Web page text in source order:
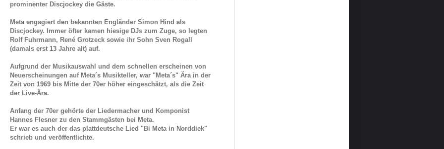
prominenter Discjockey die Gäste.
Meta engagiert den bekannten Engländer Simon Hind als
Discjockey. Immer öfter kamen hiesige DJs zum Zuge, so legten
Rolf Fuhrmann, René Grotzeck sowie ihr Sohn Sven Rogall
(damals erst 13 Jahre alt) auf.
Aufgrund der Musikauswahl und dem schnellen erscheinen von
Neuerscheinungen auf Meta´s Musikteller, war "Meta´s" Ära in der
Zeit von 1969 bis Mitte der 70er höher eingeschätzt, als die Zeit
der Live-Ära.
Anfang der 70er gehörte der Liedermacher und Komponist
Hannes Flesner zu den Stammgästen bei Meta.
Er war es auch der das plattdeutsche Lied "Bi Meta in Norddiek"
schrieb und veröffentlichte.